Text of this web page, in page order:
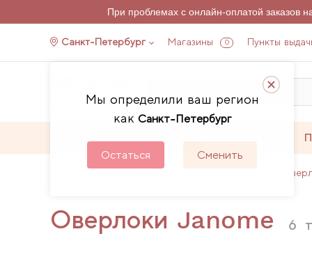
При проблемах с онлайн-оплатой заказов
Санкт-Петербург Магазины 0 Пункты
Мы определили ваш регион
как Санкт-Петербург
Остаться Сменить
Каталог Швейное оборудование
Оверлоки Janome 6